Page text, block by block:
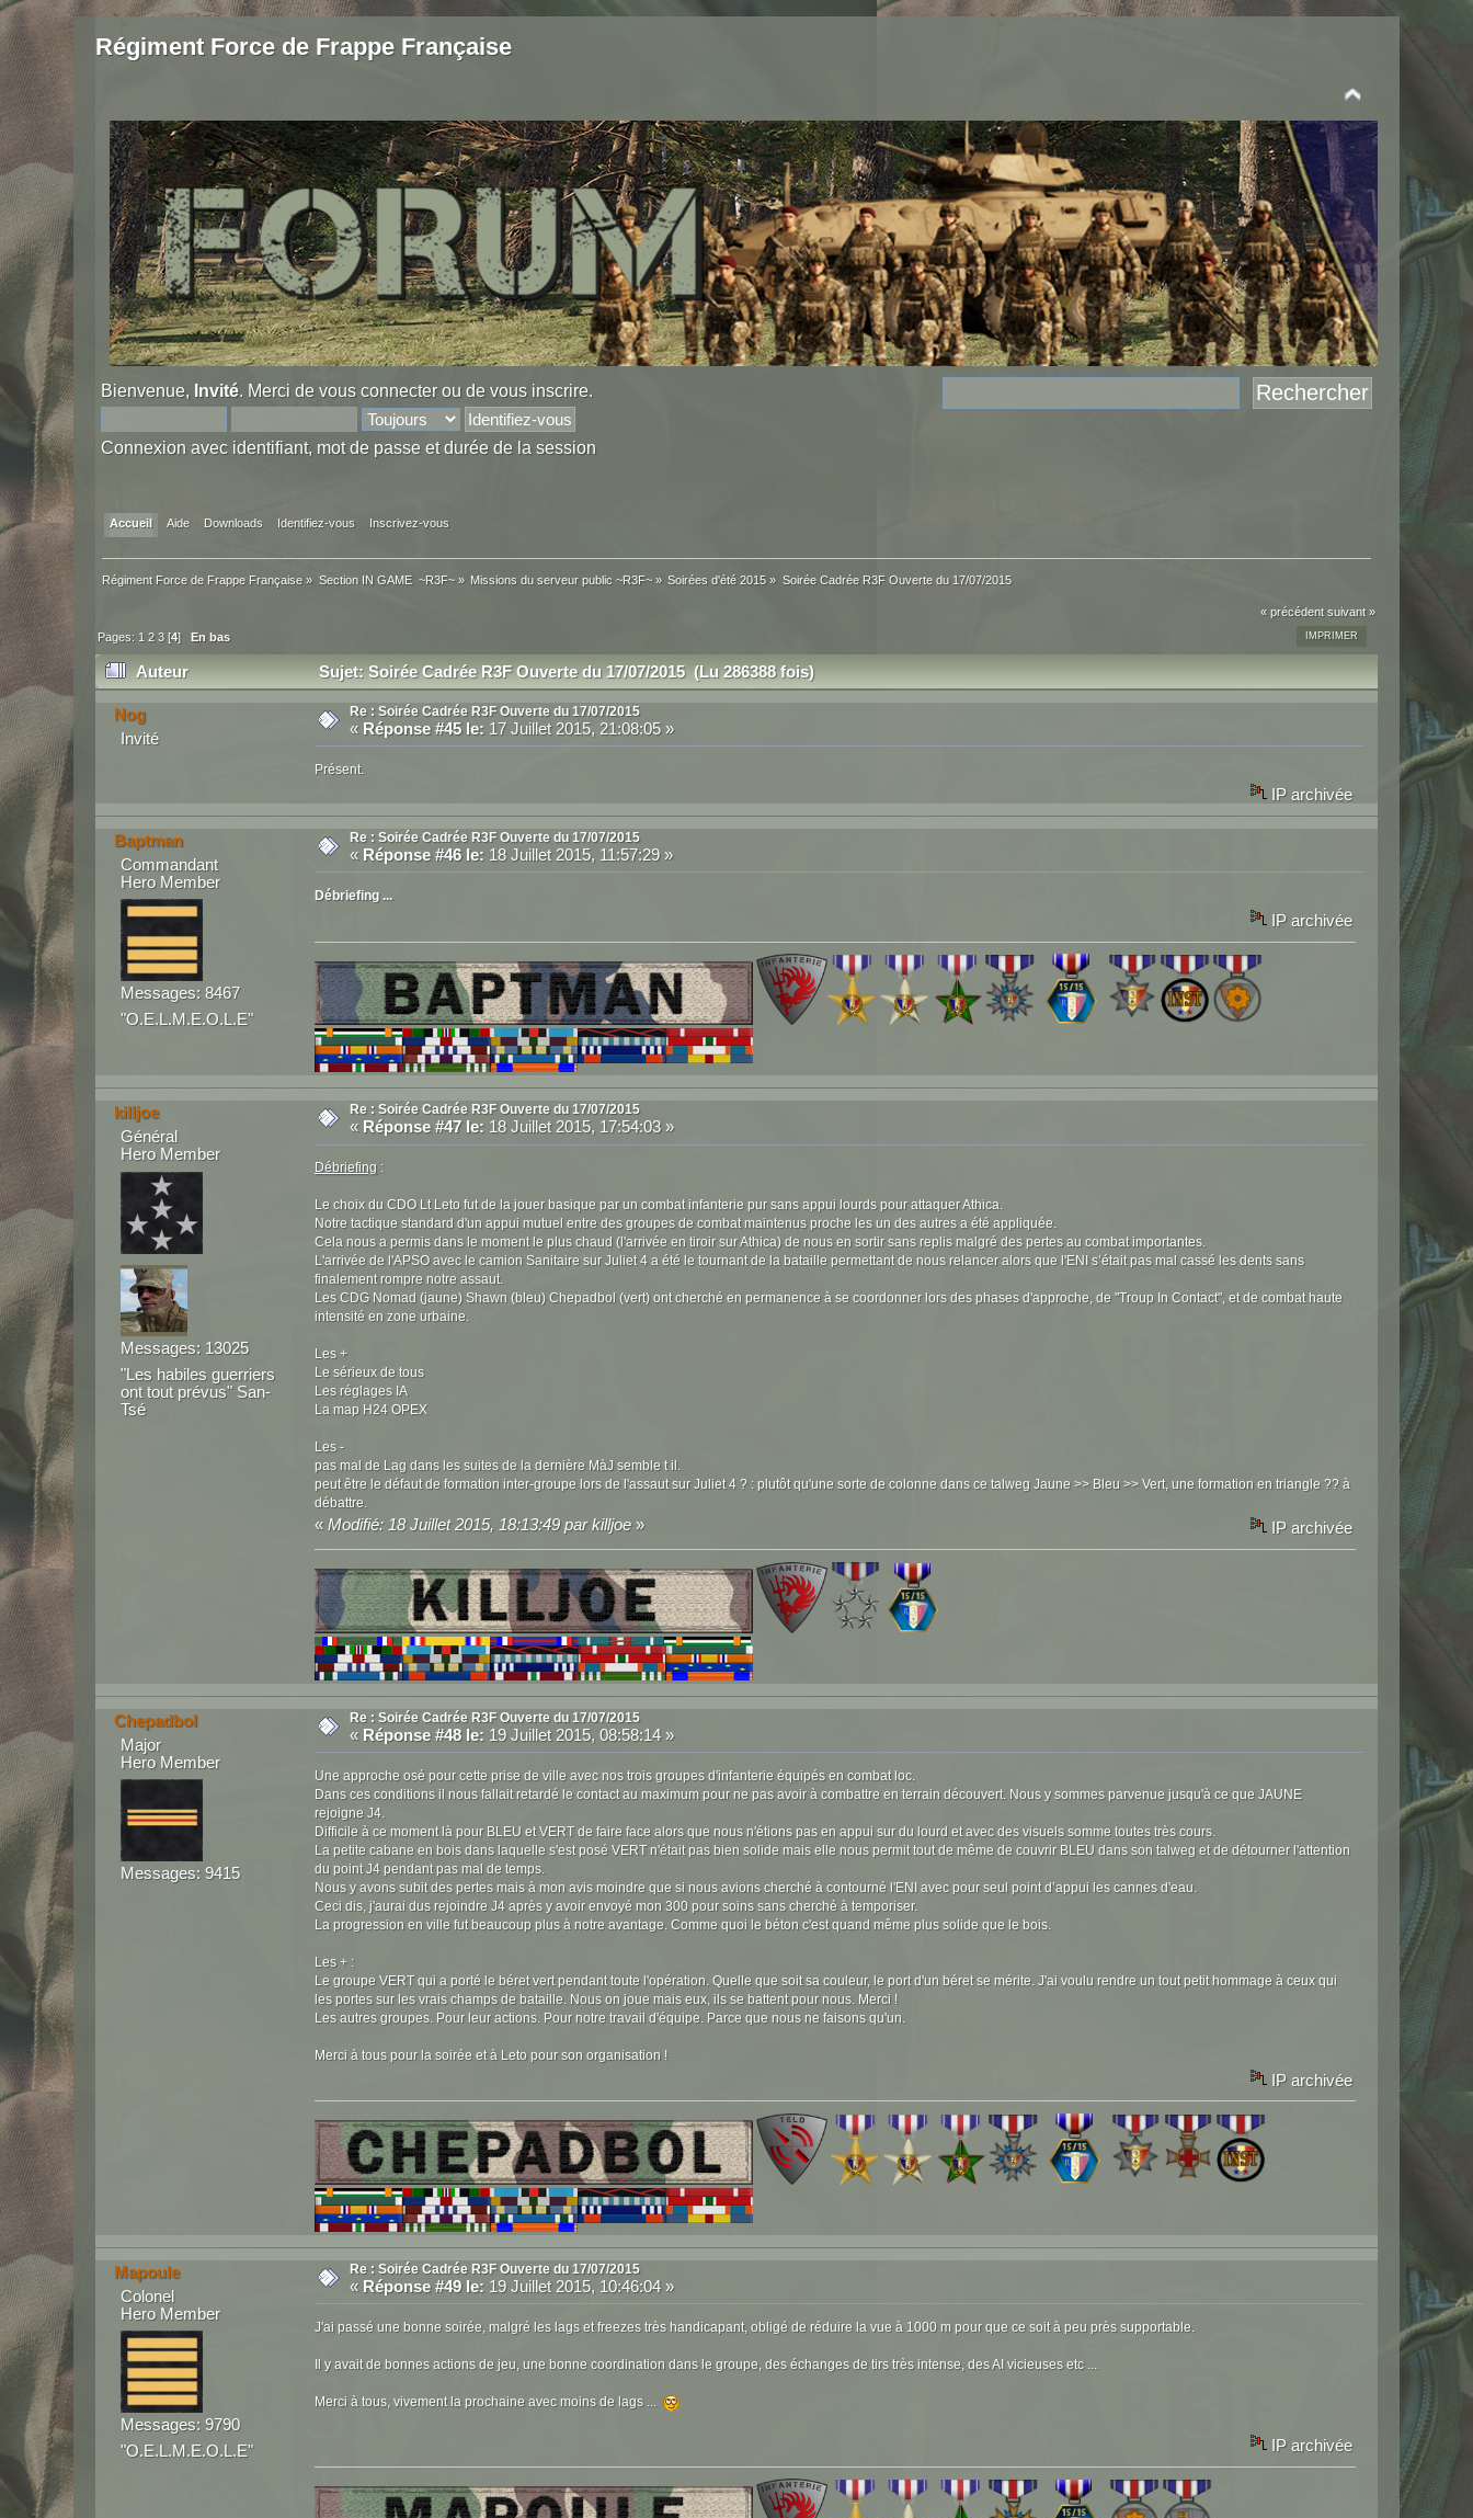
Régiment Force de Frappe Française
Bienvenue, Invité. Merci devous connecterou devous inscrire.
Connexion avec identifiant, mot de passe et durée de la session
Accueil Aide Downloads Identifiez-vous Inscrivez-vous
Régiment Force de Frappe Française » Section IN GAME  ~R3F~» Missions du serveur public ~R3F~ » Soirées d'été 2015» Soirée Cadrée R3F Ouverte du 17/07/2015
« précédent suivant »
IMPRIMER
Pages: 1 2 3[4]En bas
Auteur Sujet: Soirée Cadrée R3F Ouverte du 17/07/2015 (Lu 286388 fois)
Nog
Invité
Re : Soirée Cadrée R3F Ouverte du 17/07/2015
« Réponse #45 le: 17 Juillet 2015, 21:08:05 »
Présent.
IP archivée
Baptman
Commandant
Hero Member
Messages: 8467
"O.E.L.M.E.O.L.E"
Re : Soirée Cadrée R3F Ouverte du 17/07/2015
« Réponse #46 le: 18 Juillet 2015, 11:57:29 »
Débriefing ...
IP archivée
killjoe
Général
Hero Member
Messages: 13025
"Les habiles guerriers
ont tout prévus" San-
Tsé
Re : Soirée Cadrée R3F Ouverte du 17/07/2015
« Réponse #47 le: 18 Juillet 2015, 17:54:03 »
Débriefing:
Le choix du CDO Lt Leto fut de la jouer basique par un combat infanterie pur sans appui lourds pour attaquer Athica.
Notre tactique standard d'un appui mutuel entre des groupes de combat maintenus proche les un des autres a été appliquée.
Cela nous a permis dans le moment le plus chaud (l'arrivée en tiroir sur Athica) de nous en sortir sans replis malgré des pertes au combat importantes.
L'arrivée de l'APSO avec le camion Sanitaire sur Juliet 4 a été le tournant de la bataille permettant de nous relancer alors que l'ENI s’était pas mal cassé les dents sans
finalement rompre notre assaut.
Les CDG Nomad (jaune) Shawn (bleu) Chepadbol (vert) ont cherché en permanence à se coordonner lors des phases d'approche, de "Troup In Contact", et de combat haute
intensité en zone urbaine.
Les +
Le sérieux de tous
Les réglages IA
La map H24 OPEX
Les -
pas mal de Lag dans les suites de la dernière MàJ semble t il.
peut être le défaut de formation inter-groupe lors de l'assaut sur Juliet 4 ? : plutôt qu'une sorte de colonne dans ce talweg Jaune >> Bleu >> Vert, une formation en triangle ?? à
débattre.
«Modifié: 18 Juillet 2015, 18:13:49 par killjoe» IP archivée
Chepadbol
Major
Hero Member
Messages: 9415
Re : Soirée Cadrée R3F Ouverte du 17/07/2015
« Réponse #48 le: 19 Juillet 2015, 08:58:14 »
Une approche osé pour cette prise de ville avec nos trois groupes d'infanterie équipés en combat loc.
Dans ces conditions il nous fallait retardé le contact au maximum pour ne pas avoir à combattre en terrain découvert. Nous y sommes parvenue jusqu'à ce que JAUNE
rejoigne J4.
Difficile à ce moment là pour BLEU et VERT de faire face alors que nous n'étions pas en appui sur du lourd et avec des visuels somme toutes très cours.
La petite cabane en bois dans laquelle s'est posé VERT n'était pas bien solide mais elle nous permit tout de même de couvrir BLEU dans son talweg et de détourner l'attention
du point J4 pendant pas mal de temps.
Nous y avons subit des pertes mais à mon avis moindre que si nous avions cherché à contourné l'ENI avec pour seul point d’appui les cannes d'eau.
Ceci dis, j'aurai dus rejoindre J4 après y avoir envoyé mon 300 pour soins sans cherché à temporiser.
La progression en ville fut beaucoup plus à notre avantage. Comme quoi le béton c'est quand même plus solide que le bois.
Les + :
Le groupe VERT qui a porté le béret vert pendant toute l'opération. Quelle que soit sa couleur, le port d'un béret se mérite. J'ai voulu rendre un tout petit hommage à ceux qui
les portes sur les vrais champs de bataille. Nous on joue mais eux, ils se battent pour nous. Merci !
Les autres groupes. Pour leur actions. Pour notre travail d'équipe. Parce que nous ne faisons qu'un.
Merci à tous pour la soirée et à Leto pour son organisation !
IP archivée
Mapoule
Colonel
Hero Member
Messages: 9790
"O.E.L.M.E.O.L.E"
Re : Soirée Cadrée R3F Ouverte du 17/07/2015
« Réponse #49 le: 19 Juillet 2015, 10:46:04 »
J'ai passé une bonne soirée, malgré les lags et freezes très handicapant, obligé de réduire la vue à 1000 m pour que ce soit à peu près supportable.
Il y avait de bonnes actions de jeu, une bonne coordination dans le groupe, des échanges de tirs très intense, des AI vicieuses etc ...
Merci à tous, vivement la prochaine avec moins de lags ...
IP archivée